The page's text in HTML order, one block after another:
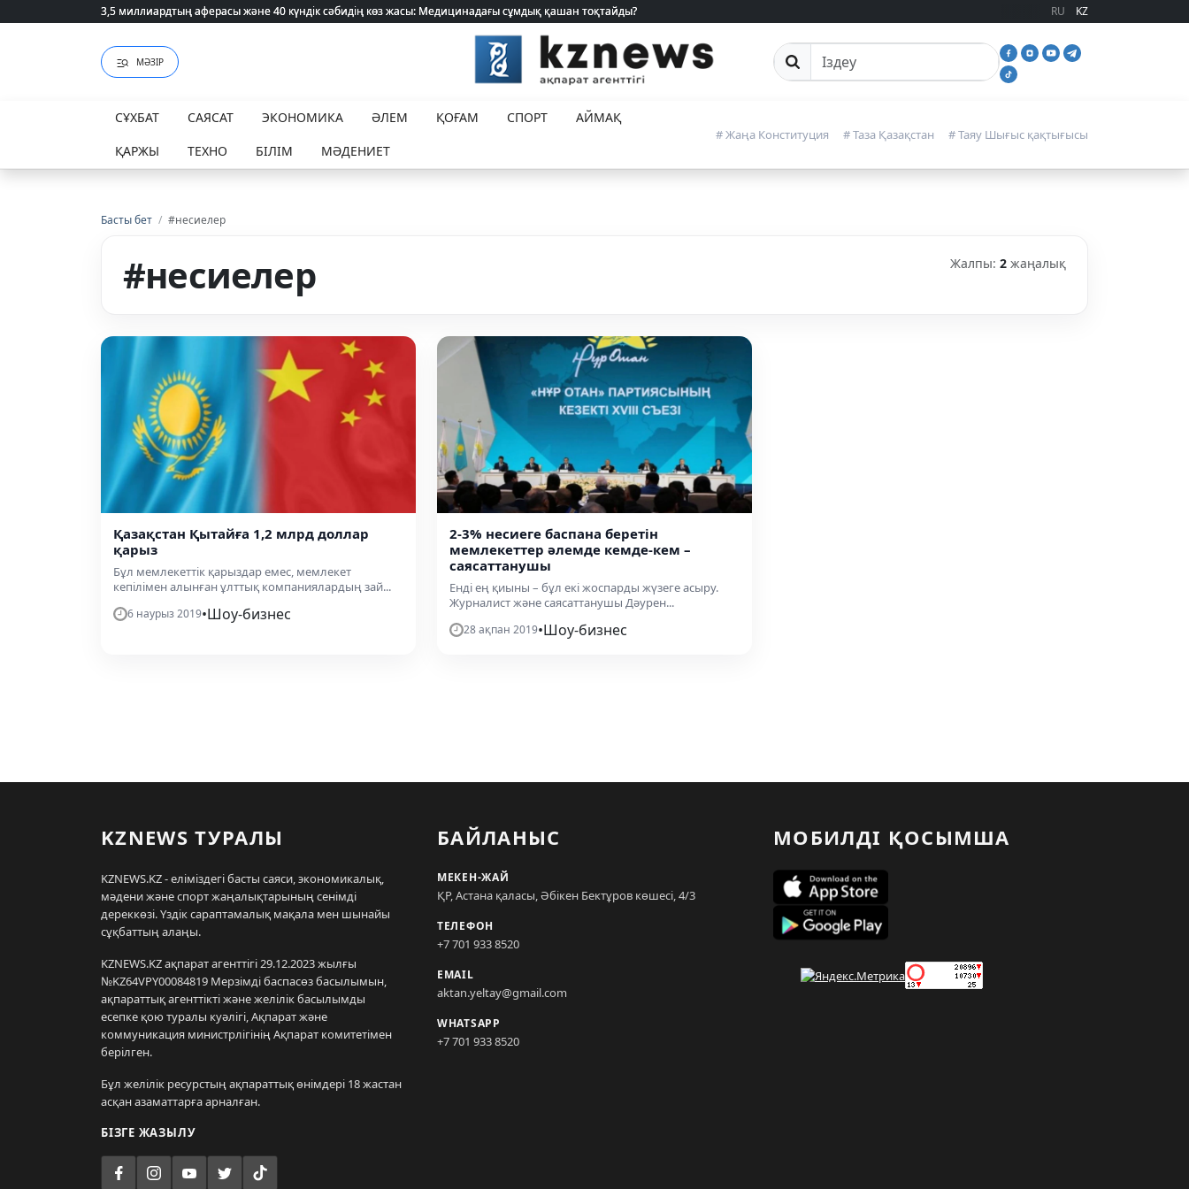
3,5 миллиардтың аферасы және 40 күндік сәбидің көз жасы: Медицинадағы сұмдық қашан тоқтайды?
3,5 миллиардтың аферасы және 40 күндік сәбидің көз жасы: Медицинадағы сұмдық қашан тоқтайды? RU KZ
МӘЗІР Сайттан іздеу
СҰХБАТ САЯСАТ ЭКОНОМИКА ӘЛЕМ ҚОҒАМ СПОРТ
АЙМАҚ
ҚАРЖЫ
ТЕХНО БІЛІМ МӘДЕНИЕТ
# Жаңа Конституция # Таза Қазақстан # Таяу Шығыс қақтығысы
Басты бет / #несиелер
#несиелер Жалпы: 2 жаңалық
Қазақстан Қытайға 1,2 млрд доллар
қарыз
Бұл мемлекеттік қарыздар емес, мемлекет
кепілімен алынған ұлттық компаниялардың зай...
6 наурыз 2019•Шоу-бизнес
2-3% несиеге баспана беретін
мемлекеттер әлемде кемде-кем –
саясаттанушы
Енді ең қиыны – бұл екі жоспарды жүзеге асыру.
Журналист және саясаттанушы Дәурен...
28 ақпан 2019•Шоу-бизнес
KZNEWS ТУРАЛЫ
KZNEWS.KZ - еліміздегі басты саяси, экономикалық,
мәдени және спорт жаңалықтарының сенімді
дереккөзі. Үздік сараптамалық мақала мен шынайы
сұқбаттың алаңы.
KZNEWS.KZ ақпарат агенттігі 29.12.2023 жылғы
№KZ64VPY00084819 Мерзімді баспасөз басылымын,
ақпараттық агенттікті және желілік басылымды
есепке қою туралы куәлігі, Ақпарат және
коммуникация министрлігінің Ақпарат комитетімен
берілген.
Бұл желілік ресурстың ақпараттық өнімдері 18 жастан
асқан азаматтарға арналған.
БІЗГЕ ЖАЗЫЛУ
БАЙЛАНЫС
МЕКЕН-ЖАЙ
ҚР, Астана қаласы, Әбікен Бектұров көшесі, 4/3
ТЕЛЕФОН
+7 701 933 8520
EMAIL
aktan.yeltay@gmail.com
WHATSAPP
+7 701 933 8520
МОБИЛДІ ҚОСЫМША